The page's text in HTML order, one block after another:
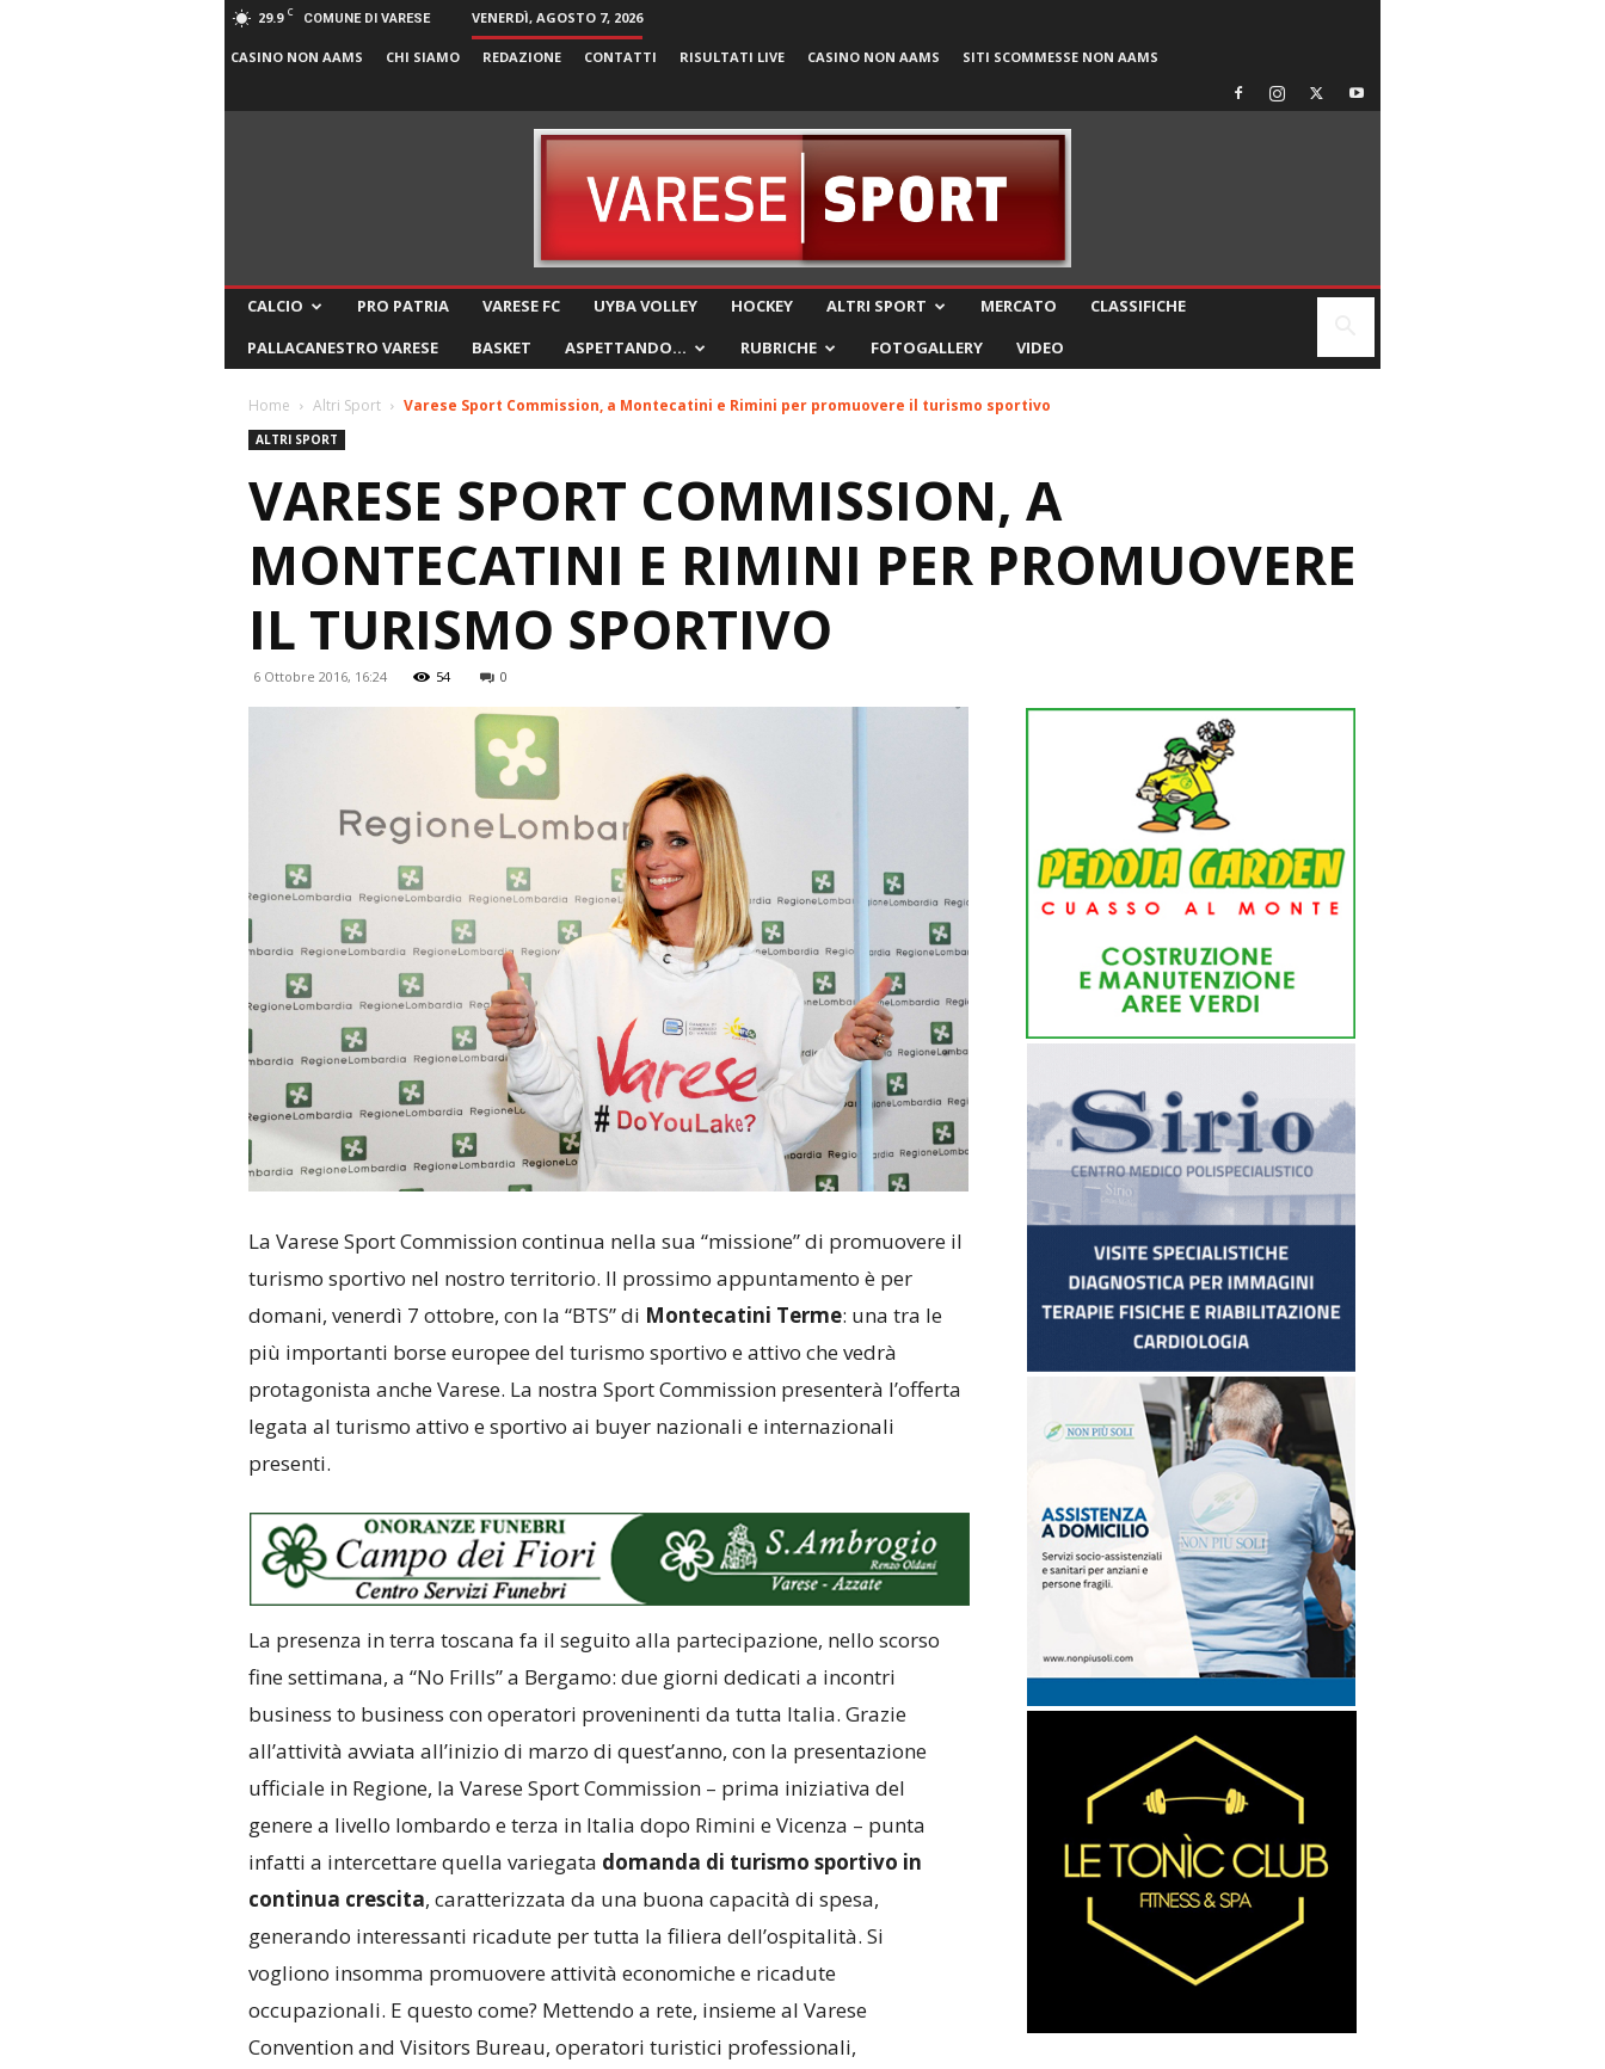
29.9 C COMUNE DI VARESE VENERDÌ, AGOSTO 7, 2026
CASINO NON AAMS CHI SIAMO REDAZIONE CONTATTI RISULTATI LIVE CASINO NON AAMS SITI SCOMMESSE NON AAMS
CALCIO PRO PATRIA VARESE FC UYBA VOLLEY HOCKEY ALTRI SPORT MERCATO
CLASSIFICHE
PALLACANESTRO VARESE
BASKET ASPETTANDO… RUBRICHE FOTOGALLERY VIDEO
Home Altri Sport Varese Sport Commission, a Montecatini e Rimini per promuovere il turismo sportivo
ALTRI SPORT
VARESE SPORT COMMISSION, A
MONTECATINI E RIMINI PER PROMUOVERE
IL TURISMO SPORTIVO
6 Ottobre 2016, 16:24 54 0
La Varese Sport Commission continua nella sua “missione” di promuovere il
turismo sportivo nel nostro territorio. Il prossimo appuntamento è per
domani, venerdì 7 ottobre, con la “BTS” di Montecatini Terme: una tra le
più importanti borse europee del turismo sportivo e attivo che vedrà
protagonista anche Varese. La nostra Sport Commission presenterà l’offerta
legata al turismo attivo e sportivo ai buyer nazionali e internazionali
presenti.
La presenza in terra toscana fa il seguito alla partecipazione, nello scorso
fine settimana, a “No Frills” a Bergamo: due giorni dedicati a incontri
business to business con operatori proveninenti da tutta Italia. Grazie
all’attività avviata all’inizio di marzo di quest’anno, con la presentazione
ufficiale in Regione, la Varese Sport Commission – prima iniziativa del
genere a livello lombardo e terza in Italia dopo Rimini e Vicenza – punta
infatti a intercettare quella variegata domanda di turismo sportivo in
continua crescita, caratterizzata da una buona capacità di spesa,
generando interessanti ricadute per tutta la filiera dell’ospitalità. Si
vogliono insomma promuovere attività economiche e ricadute
occupazionali. E questo come? Mettendo a rete, insieme al Varese
Convention and Visitors Bureau, operatori turistici professionali,